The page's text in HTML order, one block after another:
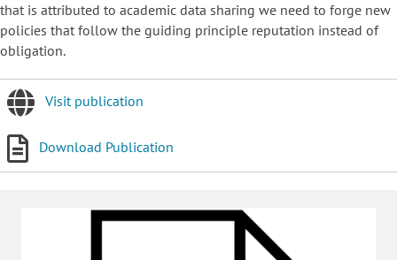
that is attributed to academic data sharing we need to forge new
policies that follow the guiding principle reputation instead of
obligation.
Visit publication
Download Publication